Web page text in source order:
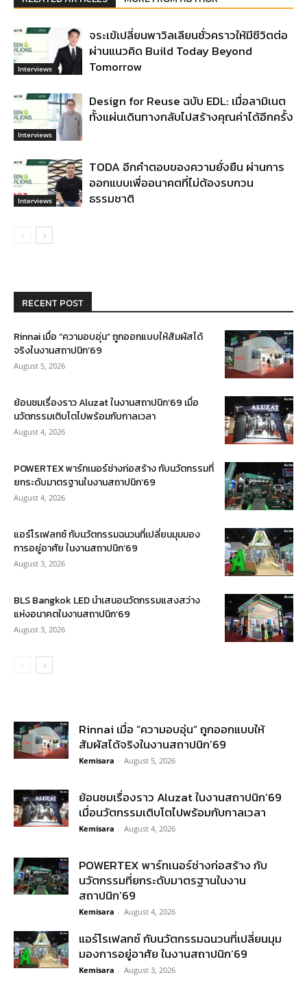
Interviews
จระเข้เปลี่ยนพาวิลเลียนชั่วคราวให้มีชีวิตต่อ
ผ่านแนวคิด Build Today Beyond
Tomorrow
Interviews
Design for Reuse ฉบับ EDL: เมื่อลามิเนต
ทั้งแผ่นเดินทางกลับไปสร้างคุณค่าได้อีกครั้ง
Interviews
TODA อีกคำตอบของความยั่งยืน ผ่านการ
ออกแบบเพื่ออนาคตที่ไม่ต้องรบกวน
ธรรมชาติ
RECENT POST
Rinnai เมื่อ “ความอบอุ่น” ถูกออกแบบให้สัมผัสได้
จริงในงานสถาปนิก’69
August 5, 2026
ย้อนชมเรื่องราว Aluzat ในงานสถาปนิก’69 เมื่อ
นวัตกรรมเติบโตไปพร้อมกับกาลเวลา
August 4, 2026
POWERTEX พาร์ทเนอร์ช่างก่อสร้าง กับนวัตกรรมที่
ยกระดับมาตรฐานในงานสถาปนิก’69
August 4, 2026
แอร์โรเฟลกซ์ กับนวัตกรรมฉนวนที่เปลี่ยนมุมมอง
การอยู่อาศัย ในงานสถาปนิก’69
August 3, 2026
BLS Bangkok LED นำเสนอนวัตกรรมแสงสว่าง
แห่งอนาคตในงานสถาปนิก’69
August 3, 2026
Rinnai เมื่อ “ความอบอุ่น” ถูกออกแบบให้
สัมผัสได้จริงในงานสถาปนิก’69
Kemisara - August 5, 2026
ย้อนชมเรื่องราว Aluzat ในงานสถาปนิก’69
เมื่อนวัตกรรมเติบโตไปพร้อมกับกาลเวลา
Kemisara - August 4, 2026
POWERTEX พาร์ทเนอร์ช่างก่อสร้าง กับ
นวัตกรรมที่ยกระดับมาตรฐานในงาน
สถาปนิก’69
Kemisara - August 4, 2026
แอร์โรเฟลกซ์ กับนวัตกรรมฉนวนที่เปลี่ยนมุม
มองการอยู่อาศัย ในงานสถาปนิก’69
Kemisara - August 3, 2026